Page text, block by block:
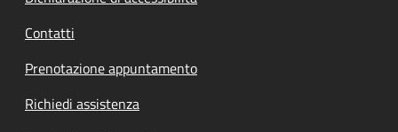
Contatti
Prenotazione appuntamento
Richiedi assistenza